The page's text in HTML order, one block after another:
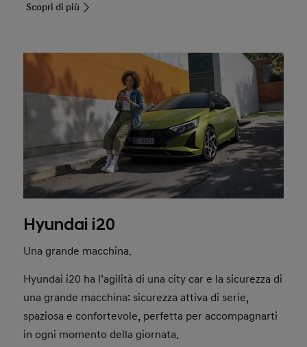
Scopri di più
Hyundai i20
Una grande macchina.
Hyundai i20 ha l’agilità di una city car e la sicurezza di
una grande macchina: sicurezza attiva di serie,
spaziosa e confortevole, perfetta per accompagnarti
in ogni momento della giornata.